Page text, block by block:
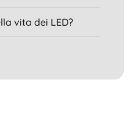
vita dei LED?